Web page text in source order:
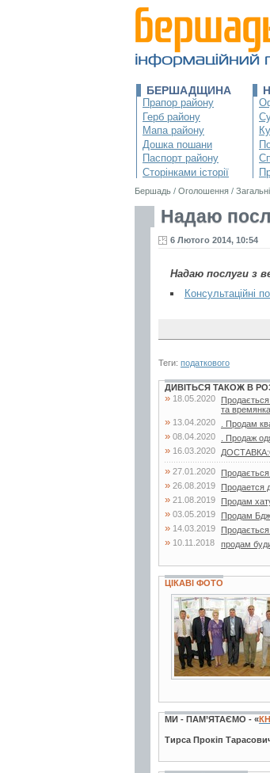
БЕРШАДЩИНА
Прапор району
Герб району
Мапа району
Дошка пошани
Паспорт району
Сторінками історії
Бершадь / Оголошення /
Надаю
6 Лютого 2014, 10:54
Надаю послуги з
Консультаційні
Теги: податкового
ДИВІТЬСЯ ТАКОЖ В
» 18.05.2020
та
» 13.04.2020 . Продам
» 08.04.2020 . Продаж
» 16.03.2020
» 27.01.2020 Продається
» 26.08.2019 Продается
» 21.08.2019 Продам
» 03.05.2019 Продам
» 14.03.2019
» 10.11.2018
продам
ЦІКАВІ ФОТО
3 фото
МИ - ПАМ’ЯТАЄМО - «
Тирса Прокіп